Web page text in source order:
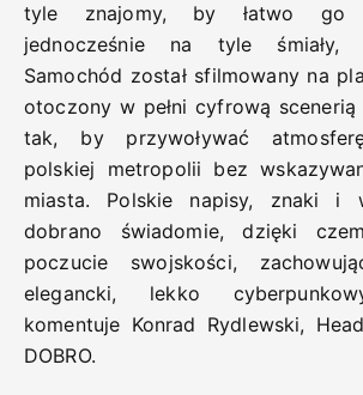
tyle znajomy, by łatwo go
jednocześnie na tyle śmiały,
Samochód został sfilmowany na
otoczony w pełni cyfrową
tak, by przywoływać
polskiej metropolii bez
miasta. Polskie napisy, znaki i
dobrano świadomie, dzięki
poczucie swojskości,
elegancki, lekko
komentuje Konrad Rydlewski,
DOBRO.